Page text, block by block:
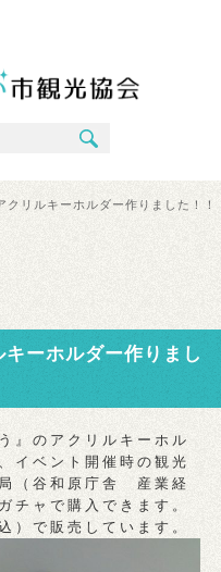
リルキーホルダー作りました！！
キーホルダー作りまし
』のアクリルキーホル
イベント開催時の観光
（谷和原庁舎 産業経
チャで購入できます。
）で販売しています。